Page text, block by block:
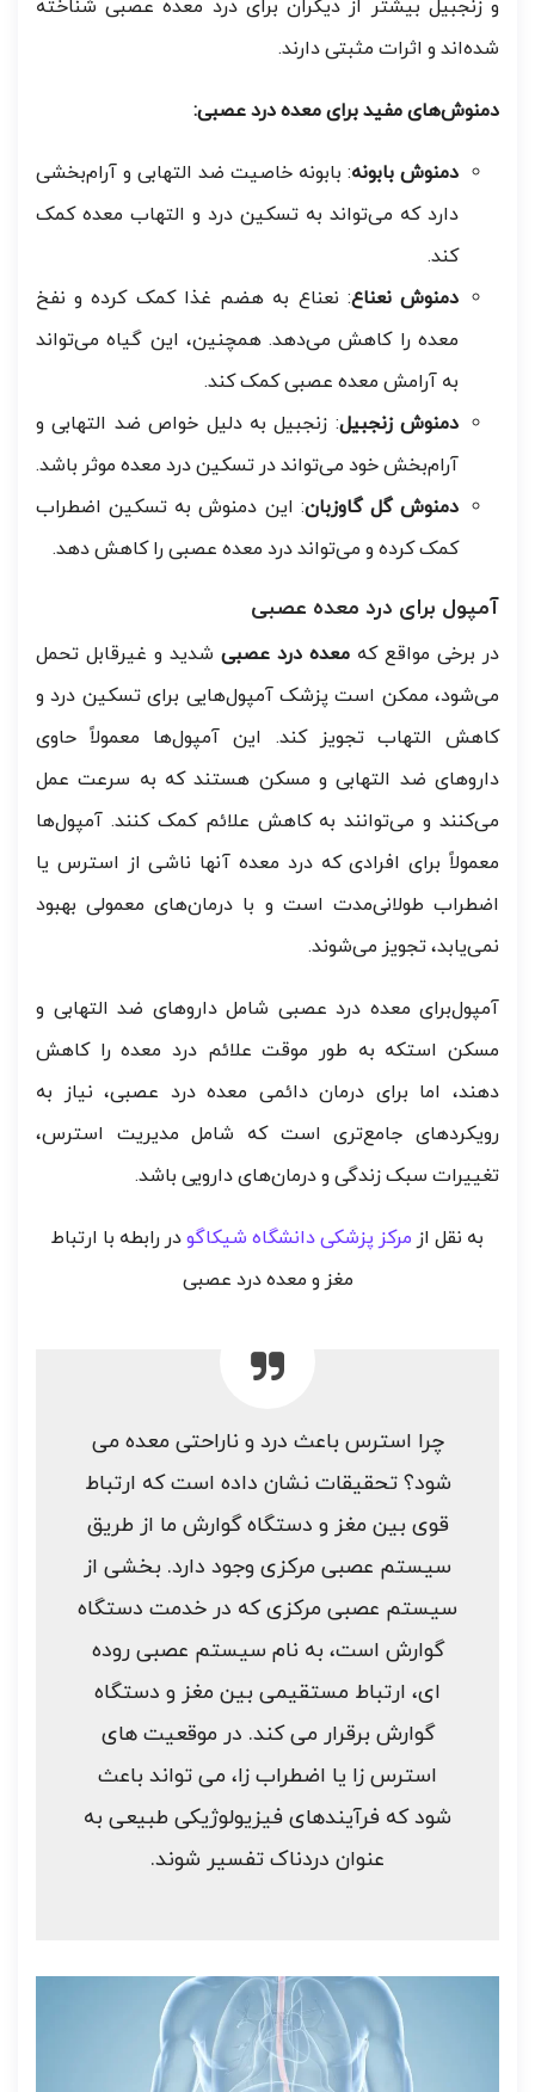
و زنجبیل بیشتر از دیگران برای درد معده عصبی شناخته
شده‌اند و اثرات مثبتی دارند.
دمنوش‌های مفید برای معده درد عصبی:
دمنوش بابونه: بابونه خاصیت ضد التهابی و آرام‌بخشی
دارد که می‌تواند به تسکین درد و التهاب معده کمک
کند.
دمنوش نعناع: نعناع به هضم غذا کمک کرده و نفخ
معده را کاهش می‌دهد. همچنین، این گیاه می‌تواند
به آرامش معده عصبی کمک کند.
دمنوش زنجبیل: زنجبیل به دلیل خواص ضد التهابی و
آرام‌بخش خود می‌تواند در تسکین درد معده موثر باشد.
دمنوش گل گاوزبان: این دمنوش به تسکین اضطراب
کمک کرده و می‌تواند درد معده عصبی را کاهش دهد.
آمپول برای درد معده عصبی
در برخی مواقع که معده درد عصبی شدید و غیرقابل تحمل
می‌شود، ممکن است پزشک آمپول‌هایی برای تسکین درد و
کاهش التهاب تجویز کند. این آمپول‌ها معمولاً حاوی
داروهای ضد التهابی و مسکن هستند که به سرعت عمل
می‌کنند و می‌توانند به کاهش علائم کمک کنند. آمپول‌ها
معمولاً برای افرادی که درد معده آنها ناشی از استرس یا
اضطراب طولانی‌مدت است و با درمان‌های معمولی بهبود
نمی‌یابد، تجویز می‌شوند.
آمپول‌برای معده درد عصبی شامل داروهای ضد التهابی و
مسکن استکه به طور موقت علائم درد معده را کاهش
دهند، اما برای درمان دائمی معده درد عصبی، نیاز به
رویکردهای جامع‌تری است که شامل مدیریت استرس،
تغییرات سبک زندگی و درمان‌های دارویی باشد.
به نقل از مرکز پزشکی دانشگاه شیکاگودر رابطه با ارتباط
مغز و معده درد عصبی
چرا استرس باعث درد و ناراحتی معده می
شود؟ تحقیقات نشان داده است که ارتباط
قوی بین مغز و دستگاه گوارش ما از طریق
سیستم عصبی مرکزی وجود دارد. بخشی از
سیستم عصبی مرکزی که در خدمت دستگاه
گوارش است، به نام سیستم عصبی روده
ای، ارتباط مستقیمی بین مغز و دستگاه
گوارش برقرار می کند. در موقعیت های
استرس زا یا اضطراب زا، می تواند باعث
شود که فرآیندهای فیزیولوژیکی طبیعی به
عنوان دردناک تفسیر شوند.